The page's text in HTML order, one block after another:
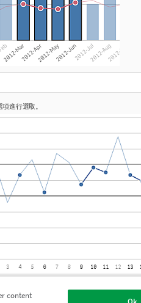
進行選取。
content